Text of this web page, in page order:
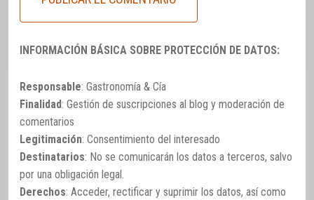
INFORMACIÓN BÁSICA SOBRE PROTECCIÓN DE DATOS:
Responsable: Gastronomía & Cía
Finalidad: Gestión de suscripciones al blog y moderación de
comentarios
Legitimación: Consentimiento del interesado
Destinatarios: No se comunicarán los datos a terceros, salvo
por una obligación legal.
Derechos: Acceder, rectificar y suprimir los datos, así como